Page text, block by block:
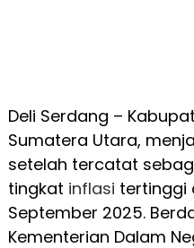
Deli Serdang –
Sumatera Utara,
setelah tercatat
tingkat inflasi tertinggi
September 2025.
Kementerian Dalam